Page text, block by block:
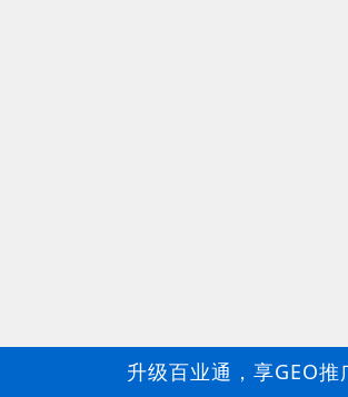
升级百业通，享GEO推